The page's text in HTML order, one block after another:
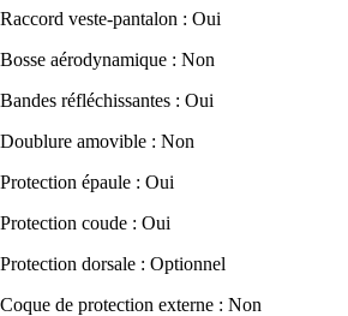
Raccord veste-pantalon : Oui
Bosse aérodynamique : Non
Bandes réfléchissantes : Oui
Doublure amovible : Non
Protection épaule : Oui
Protection coude : Oui
Protection dorsale : Optionnel
Coque de protection externe : Non